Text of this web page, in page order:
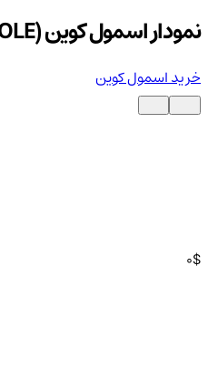
نمودار اسمول کوین (SMOLE)
خرید اسمول کوین
0$